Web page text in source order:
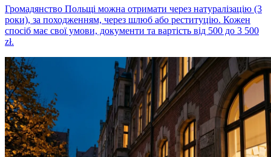
Громадянство Польщі можна отримати через натуралізацію (3
роки), за походженням, через шлюб або реституцію. Кожен
спосіб має свої умови, документи та вартість від 500 до 3 500
zł.